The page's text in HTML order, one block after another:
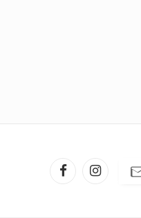
FacebookInstagram